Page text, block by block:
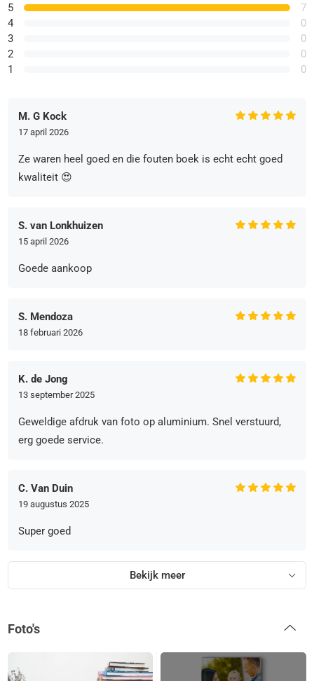
5
4
3
2
1
7
0
0
0
0
M. G Kock
17 april 2026
Ze waren heel goed en die fouten boek is echt echt goed
kwaliteit 😍
S. van Lonkhuizen
15 april 2026
Goede aankoop
S. Mendoza
18 februari 2026
K. de Jong
13 september 2025
Geweldige afdruk van foto op aluminium. Snel verstuurd,
erg goede service.
C. Van Duin
19 augustus 2025
Super goed
Bekijk meer
Foto's